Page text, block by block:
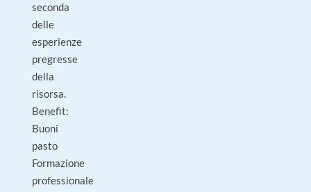
seconda
delle
esperienze
pregresse
della
risorsa.
Benefit:
Buoni
pasto
Formazione
professionale